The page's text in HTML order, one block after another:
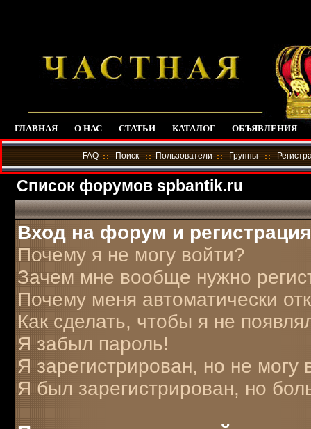
ГЛАВНАЯ О НАС СТАТЬИ КАТАЛОГ ОБЪЯВЛЕНИЯ
FAQ Поиск Пользователи Группы
Список форумов spbantik.ru
Вход на форум и регистрация
Почему я не могу войти?
Зачем мне вообще нужно
Почему меня автоматически
Как сделать, чтобы я не
Я забыл пароль!
Я зарегистрирован, но не могу
Я был зарегистрирован, но